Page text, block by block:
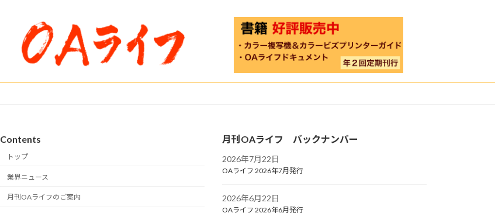
Contents
トップ
業界ニュース
月刊OAライフのご案内
月刊OAライフ バックナンバー
2026年7月22日
OAライフ 2026年7月発行
2026年6月22日
OAライフ 2026年6月発行